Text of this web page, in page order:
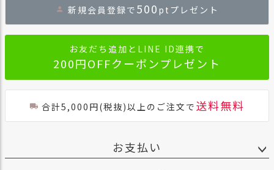
へ
新規会員登録で 500 ptプレゼント
お友だち追加とLINE ID連携で
200円OFFクーポンプレゼント
合計5,000円(税抜)以上のご注文で 送料無料
お支払い